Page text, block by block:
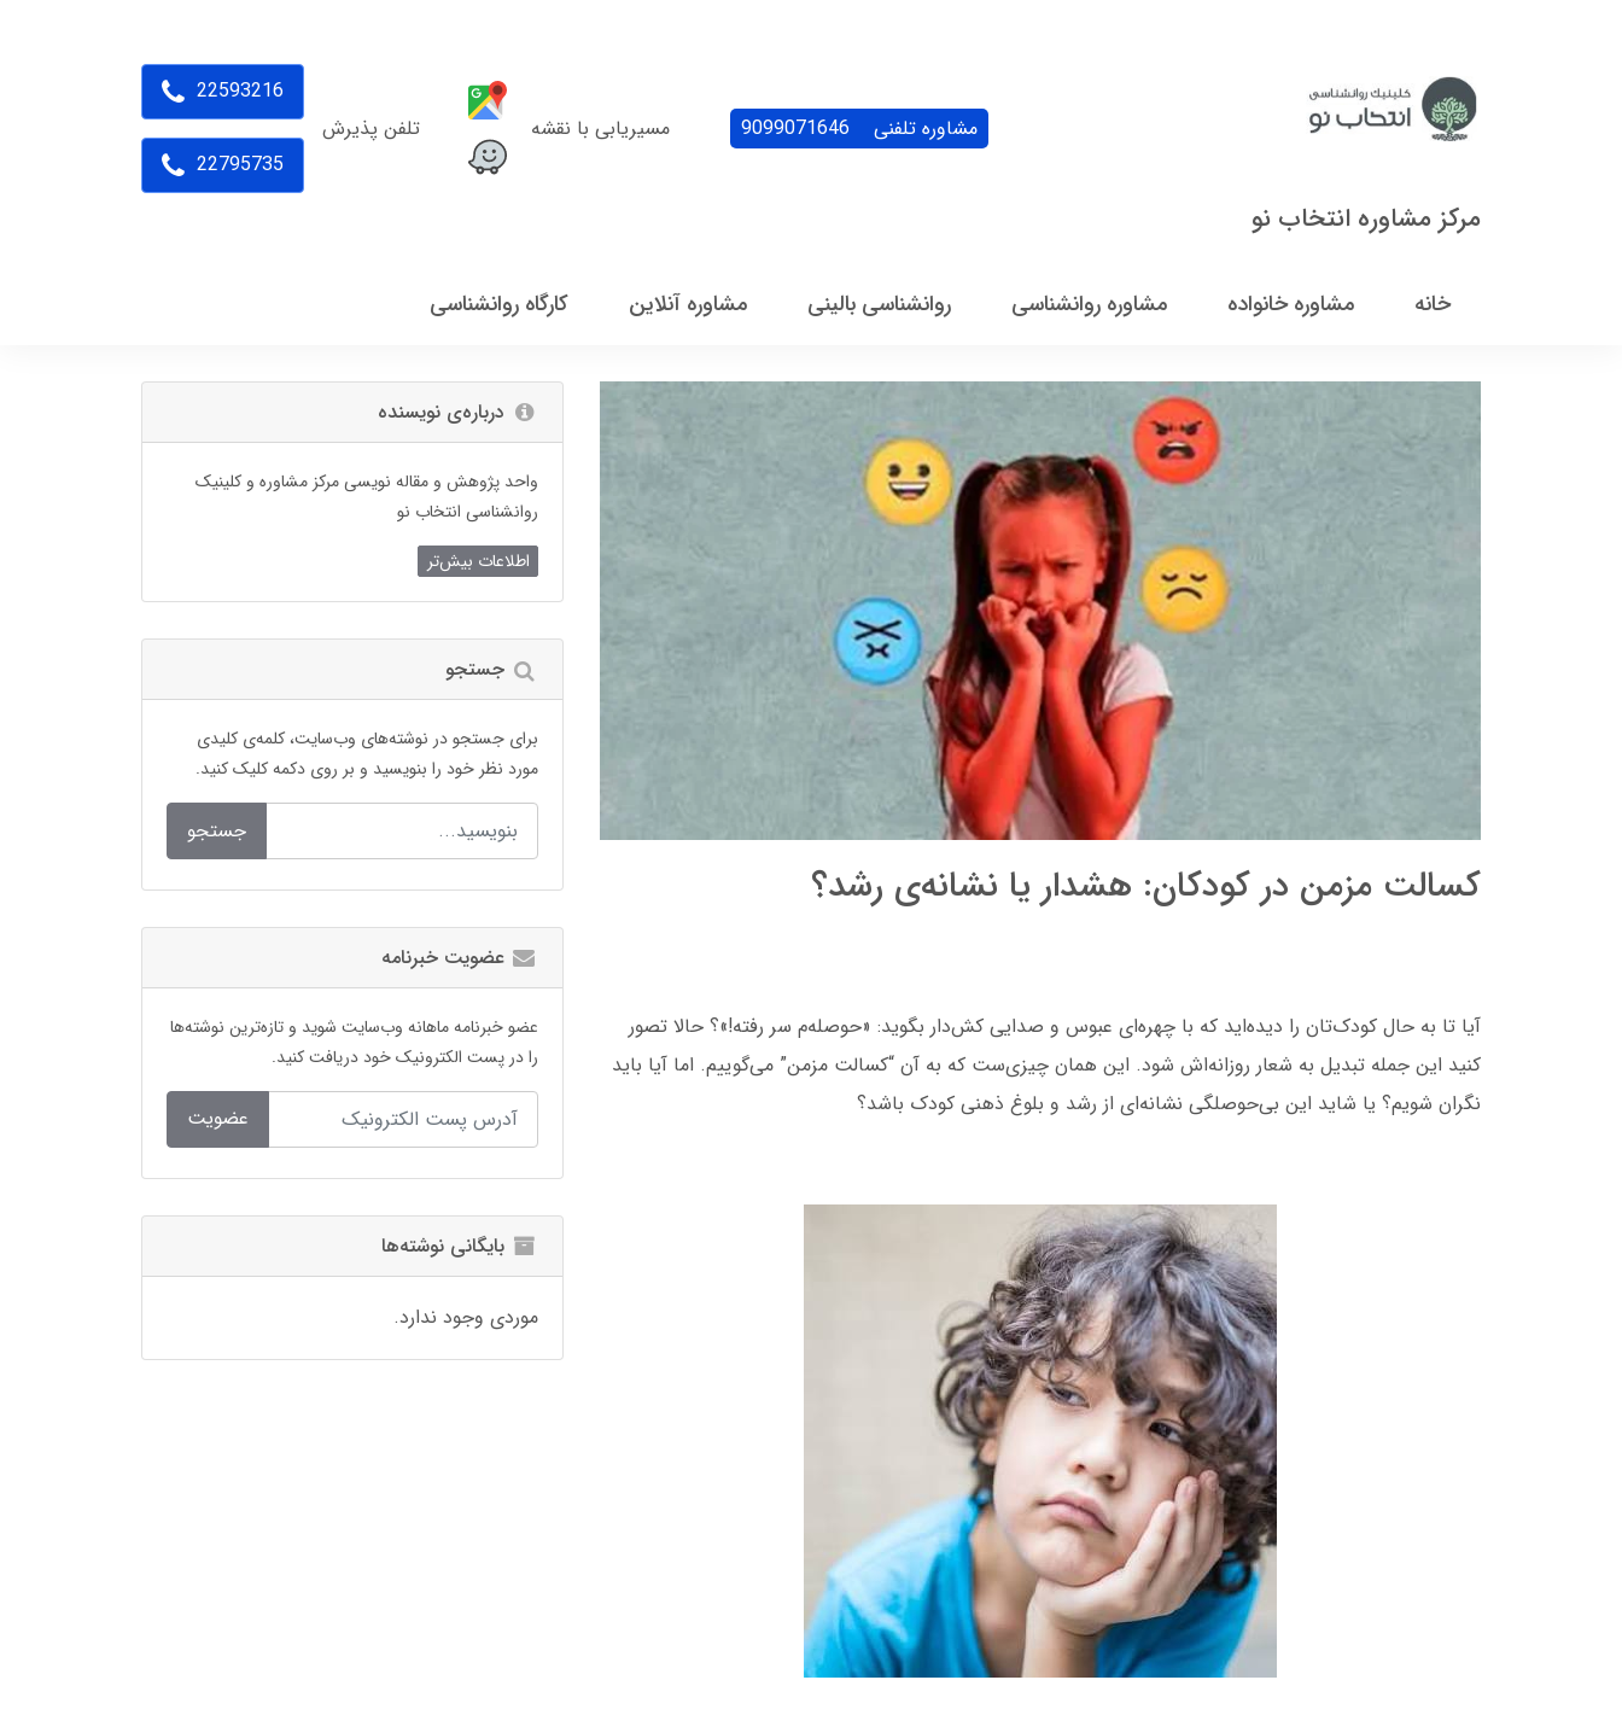
مرکز مشاوره انتخاب نو
مشاوره تلفنی 9099071646 مسیریابی با نقشه تلفن پذیرش
22593216
22795735
خانه مشاوره خانواده مشاوره روانشناسی روانشناسی بالینی مشاوره آنلاین کارگاه روانشناسی
کسالت مزمن در کودکان: هشدار یا نشانه‌ی رشد؟
آیا تا به حال کودک‌تان را دیده‌اید که با چهره‌ای عبوس و صدایی کش‌دار بگوید: «حوصله‌م سر رفته!»؟ حالا تصور
کنید این جمله تبدیل به شعار روزانه‌اش شود. این همان چیزی‌ست که به آن “کسالت مزمن” می‌گوییم. اما آیا باید
نگران شویم؟ یا شاید این بی‌حوصلگی نشانه‌ای از رشد و بلوغ ذهنی کودک باشد؟
درباره‌ی نویسنده
واحد پژوهش و مقاله نویسی مرکز مشاوره و کلینیک
روانشناسی انتخاب نو
اطلاعات بیش‌تر
جستجو
برای جستجو در نوشته‌های وب‌سایت، کلمه‌ی کلیدی
مورد نظر خود را بنویسید و بر روی دکمه کلیک کنید.
جستجو
عضویت خبرنامه
عضو خبرنامه ماهانه وب‌سایت شوید و تازه‌ترین نوشته‌ها
را در پست الکترونیک خود دریافت کنید.
عضویت
بایگانی نوشته‌ها
موردی وجود ندارد.